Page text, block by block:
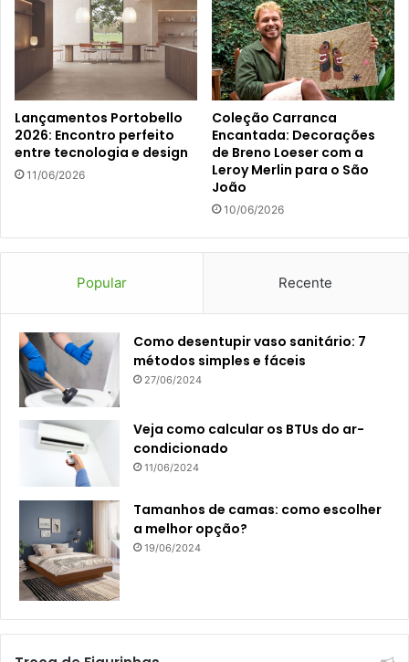
Lançamentos Portobello
2026: Encontro perfeito
entre tecnologia e design
11/06/2026
Coleção Carranca
Encantada: Decorações
de Breno Loeser com a
Leroy Merlin para o São
João
10/06/2026
Popular Recente
Como desentupir vaso sanitário: 7
métodos simples e fáceis
27/06/2024
Veja como calcular os BTUs do ar-
condicionado
11/06/2024
Tamanhos de camas: como escolher
a melhor opção?
19/06/2024